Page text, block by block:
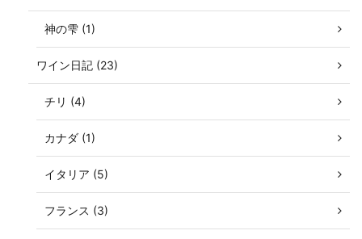
神の雫 (1)
ワイン日記 (23)
チリ (4)
カナダ (1)
イタリア (5)
フランス (3)